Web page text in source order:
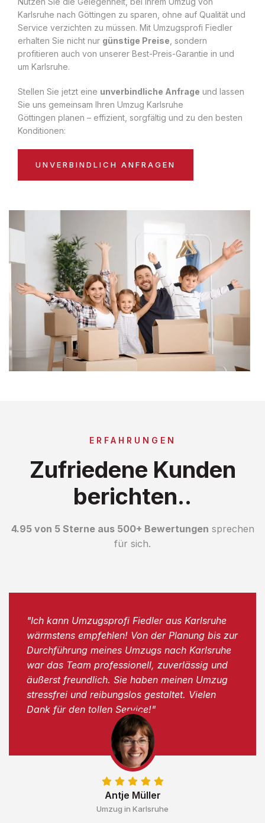
Karlsruhe nach Göttingen zu sparen, ohne auf Qualität und
Service verzichten zu müssen. Mit Umzugsprofi Fiedler
erhalten Sie nicht nur günstige Preise , sondern
profitieren auch von unserer Best-Preis-Garantie in und
um Karlsruhe.
Stellen Sie jetzt eine unverbindliche Anfrage und lassen
Sie uns gemeinsam Ihren Umzug Karlsruhe
Göttingen planen – effizient, sorgfältig und zu den besten
Konditionen:
UNVERBINDLICH ANFRAGEN
ERFAHRUNGEN
Zufriedene Kunden
berichten..
4.95 von 5 Sterne aus 500+ Bewertungen sprechen
für sich.
Antje Müller
Umzug in Karlsruhe
"Ich kann Umzugsprofi Fiedler aus Karlsruhe
wärmstens empfehlen! Von der Planung bis zur
Durchführung meines Umzugs nach Karlsruhe
war das Team professionell, zuverlässig und
äußerst freundlich. Sie haben meinen Umzug
stressfrei und reibungslos gestaltet. Vielen
Dank für den tollen Service!"